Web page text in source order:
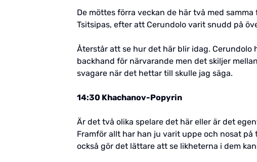
De möttes förra veckan de här två med
Tsitsipas, efter att Cerundolo varit snudd på
Återstår att se hur det här blir idag.
backhand för närvarande men det skiljer
svagare när det hettar till skulle jag säga.
14:30 Khachanov-Popyrin
Är det två olika spelare det här eller är det
Framför allt har han ju varit uppe och nosat
också gör det lättare att se likheterna i dem